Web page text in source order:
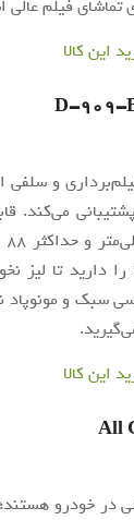
فیلم عالی
این کالا
و
دارید تا لیز
سبک و مونوپاد
این کالا
در خودرو